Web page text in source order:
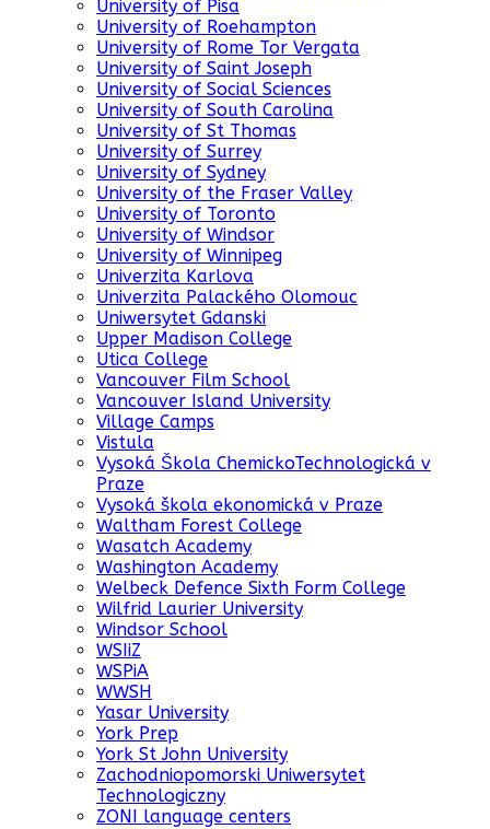
University of Pisa
University of Roehampton
University of Rome Tor Vergata
University of Saint Joseph
University of Social Sciences
University of South Carolina
University of St Thomas
University of Surrey
University of Sydney
University of the Fraser Valley
University of Toronto
University of Windsor
University of Winnipeg
Univerzita Karlova
Univerzita Palackého Olomouc
Uniwersytet Gdanski
Upper Madison College
Utica College
Vancouver Film School
Vancouver Island University
Village Camps
Vistula
Vysoká Škola ChemickoTechnologická v
Praze
Vysoká škola ekonomická v Praze
Waltham Forest College
Wasatch Academy
Washington Academy
Welbeck Defence Sixth Form College
Wilfrid Laurier University
Windsor School
WSIiZ
WSPiA
WWSH
Yasar University
York Prep
York St John University
Zachodniopomorski Uniwersytet
Technologiczny
ZONI language centers